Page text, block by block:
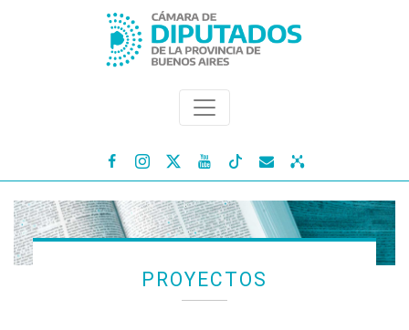
   
PROYECTOS